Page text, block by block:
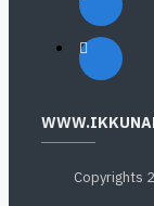
Copyrights